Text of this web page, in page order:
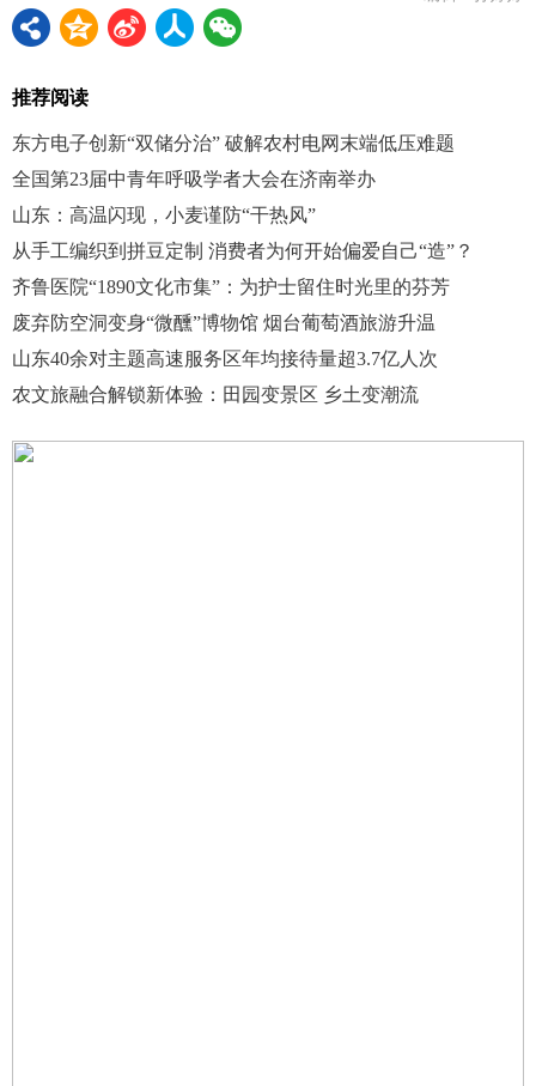
推荐阅读
东方电子创新“双储分治” 破解农村电网末端低压难题
全国第23届中青年呼吸学者大会在济南举办
山东：高温闪现，小麦谨防“干热风”
从手工编织到拼豆定制 消费者为何开始偏爱自己“造”？
齐鲁医院“1890文化市集”：为护士留住时光里的芬芳
废弃防空洞变身“微醺”博物馆 烟台葡萄酒旅游升温
山东40余对主题高速服务区年均接待量超3.7亿人次
农文旅融合解锁新体验：田园变景区 乡土变潮流